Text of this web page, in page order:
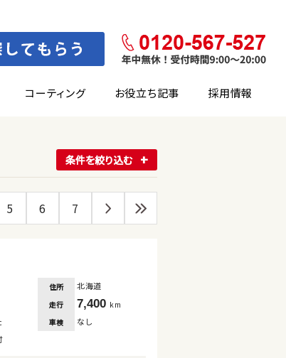
コーティング お役立ち記事 採用情報
条件を絞り込む
5 6 7
住所 北海道
走行 7,400 km
車検 なし